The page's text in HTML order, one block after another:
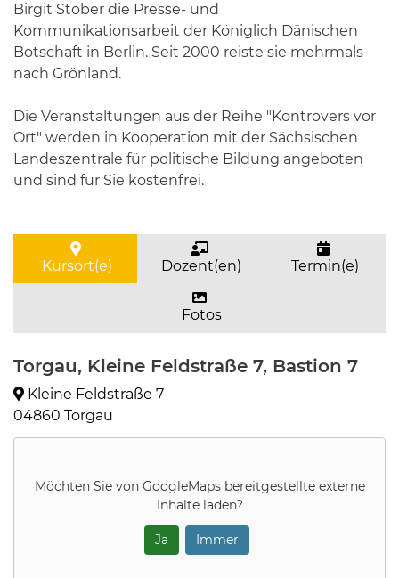
Birgit Stöber die Presse- und
Kommunikationsarbeit der Königlich Dänischen
Botschaft in Berlin. Seit 2000 reiste sie mehrmals
nach Grönland.
Die Veranstaltungen aus der Reihe "Kontrovers vor
Ort" werden in Kooperation mit der Sächsischen
Landeszentrale für politische Bildung angeboten
und sind für Sie kostenfrei.
Kursort(e) Dozent(en) Termin(e)
Fotos
Torgau, Kleine Feldstraße 7, Bastion 7
Kleine Feldstraße 7
04860 Torgau
Möchten Sie von GoogleMapsbereitgestellte externe
Inhalte laden?
Ja Immer